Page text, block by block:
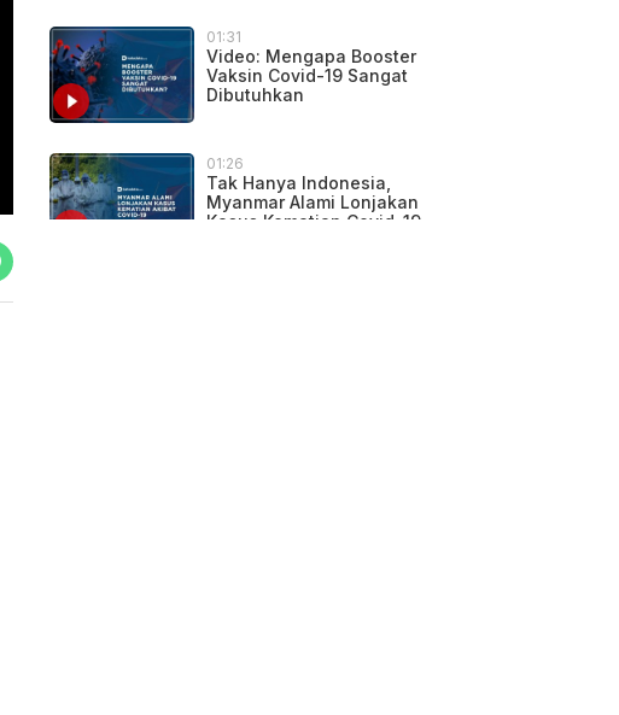
01:31
Video: Mengapa Booster
Vaksin Covid-19 Sangat
Dibutuhkan
01:26
Tak Hanya Indonesia,
Myanmar Alami Lonjakan
Kasus Kematian Covid-19